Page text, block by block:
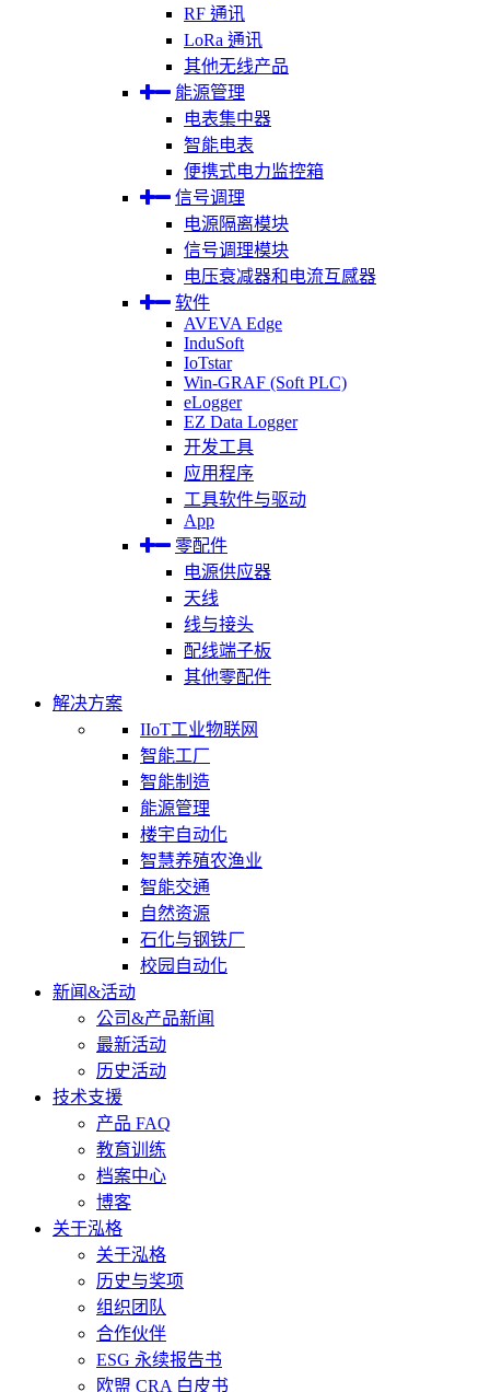
RF 通讯
LoRa 通讯
其他无线产品
能源管理
电表集中器
智能电表
便携式电力监控箱
信号调理
电源隔离模块
信号调理模块
电压衰减器和电流互感器
软件
AVEVA Edge
InduSoft
IoTstar
Win-GRAF (Soft PLC)
eLogger
EZ Data Logger
开发工具
应用程序
工具软件与驱动
App
零配件
电源供应器
天线
线与接头
配线端子板
其他零配件
解决方案
IIoT工业物联网
智能工厂
智能制造
能源管理
楼宇自动化
智慧养殖农渔业
智能交通
自然资源
石化与钢铁厂
校园自动化
新闻&活动
公司&产品新闻
最新活动
历史活动
技术支援
产品 FAQ
教育训练
档案中心
博客
关于泓格
关于泓格
历史与奖项
组织团队
合作伙伴
ESG 永续报告书
欧盟 CRA 白皮书